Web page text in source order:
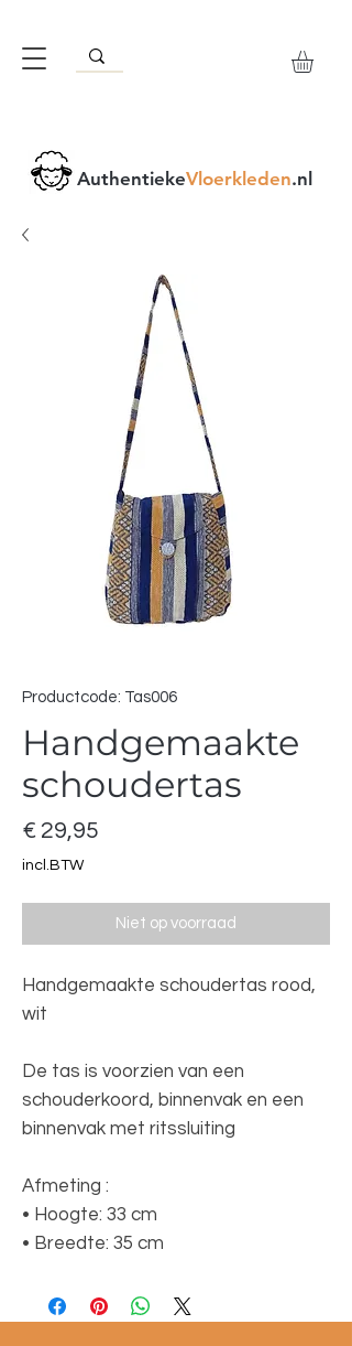
AuthentiekeVloerkleden.nl
Productcode: Tas006
Handgemaakte
schoudertas
€ 29,95
incl.BTW
Niet op voorraad
Handgemaakte schoudertas rood,
wit
De tas is voorzien van een
schouderkoord, binnenvak en een
binnenvak met ritssluiting
Afmeting :
• Hoogte: 33 cm
• Breedte: 35 cm